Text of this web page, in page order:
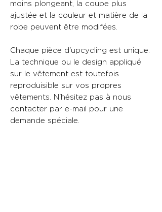
moins plongeant, la coupe plus
ajustée et la couleur et matière de la
robe peuvent être modifées.
Chaque pièce d'upcycling est unique.
La technique ou le design appliqué
sur le vêtement est toutefois
reproduisible sur vos propres
vêtements. N'hésitez pas à nous
contacter par e-mail pour une
demande spéciale.